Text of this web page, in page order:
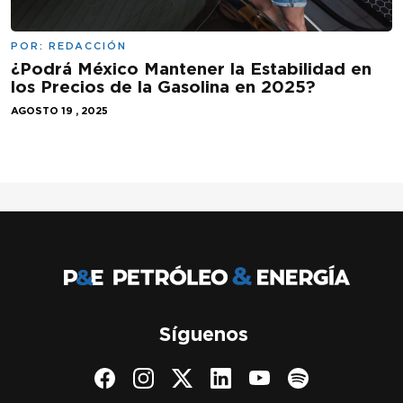
POR: REDACCIÓN
¿Podrá México Mantener la Estabilidad en
los Precios de la Gasolina en 2025?
AGOSTO 19 , 2025
Síguenos